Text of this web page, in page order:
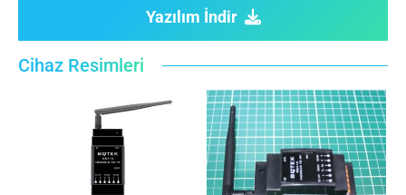
Yazılım İndir
Cihaz Resimleri